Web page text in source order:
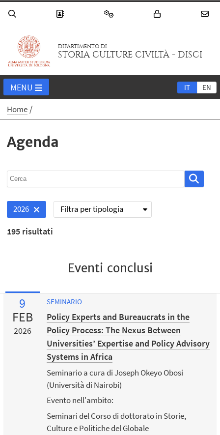
DIPARTIMENTO DI
STORIA CULTURE CIVILTÀ - DISCI
IT EN
MENU
Home
Agenda
2026 Filtra per tipologia
195 risultati
Eventi conclusi
9
FEB
2026
SEMINARIO
Policy Experts and Bureaucrats in the
Policy Process: The Nexus Between
Universities’ Expertise and Policy Advisory
Systems in Africa
Seminario a cura di Joseph Okeyo Obosi
(Università di Nairobi)
Evento nell'ambito:
Seminari del Corso di dottorato in Storie,
Culture e Politiche del Globale